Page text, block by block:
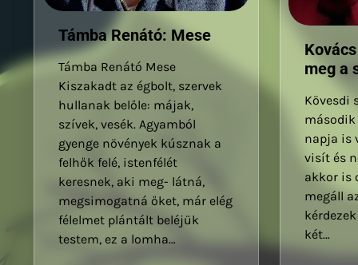
Támba Renátó: Mese
Támba Renátó Mese
Kiszakadt az égbolt, szervek
hullanak belőle: májak,
szívek, vesék. Agyamból
gyenge növények kúsznak a
felhők felé, istenfélét
keresnek, aki meg- látná,
megsimogatná őket, már elég
félelmet plántált beléjük
testem, ez a lomha…
meg a
Kövesdi
második
napja is
visít és
akkor is
megáll
két…